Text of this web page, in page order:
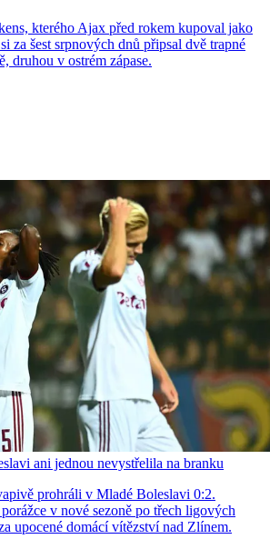
kterého Ajax před rokem kupoval jako
za šest srpnových dnů připsal dvě trapné
druhou v ostrém zápase.
ani jednou nevystřelila na branku
prohráli v Mladé Boleslavi 0:2.
v nové sezoně po třech ligových
upocené domácí vítězství nad Zlínem.